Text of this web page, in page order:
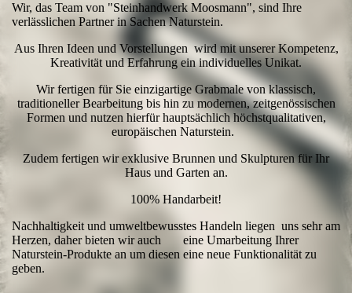
Wir, das Team von "Steinhandwerk Moosmann", sind Ihre
verlässlichen Partner in Sachen Naturstein.
Aus Ihren Ideen und Vorstellungen wird mit unserer Kompetenz,
Kreativität und Erfahrung ein individuelles Unikat.
Wir fertigen für Sie einzigartige Grabmale von klassisch,
traditioneller Bearbeitung bis hin zu modernen, zeitgenössischen
Formen und nutzen hierfür hauptsächlich höchstqualitativen,
europäischen Naturstein.
Zudem fertigen wir exklusive Brunnen und Skulpturen für Ihr
Haus und Garten an.
100% Handarbeit!
Nachhaltigkeit und umweltbewusstes Handeln liegen uns sehr am
Herzen, daher bieten wir auch eine Umarbeitung Ihrer
Naturstein-Produkte an um diesen eine neue Funktionalität zu
geben.